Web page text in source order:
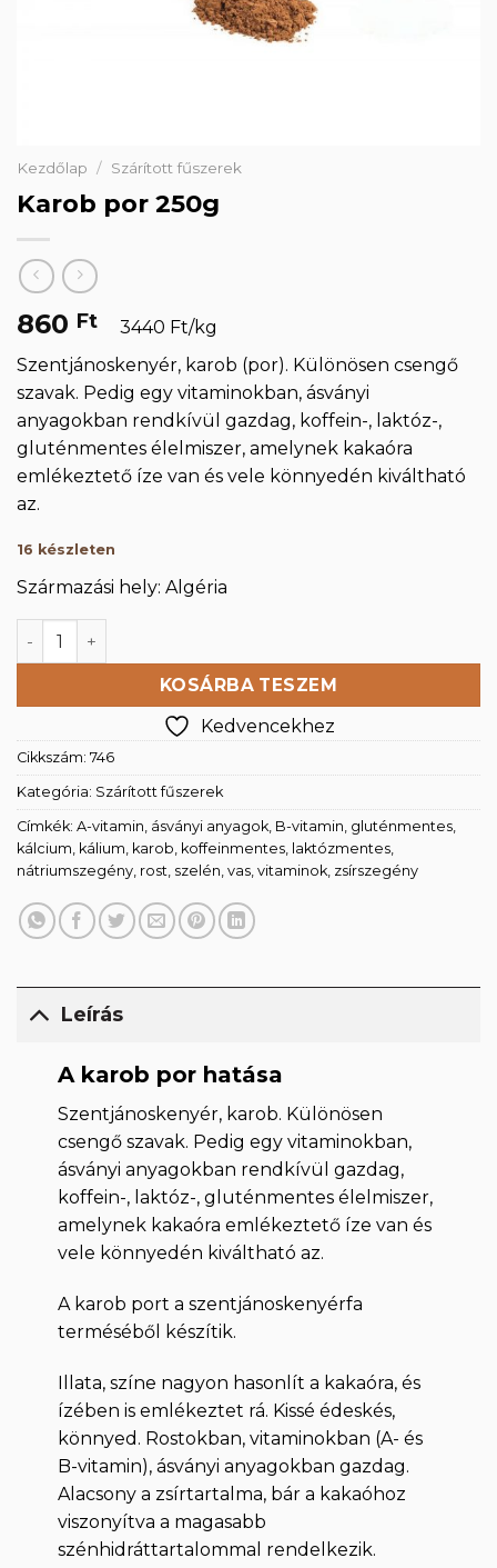
Kezdőlap / Szárított fűszerek
Karob por 250g
860 Ft
3440 Ft/kg
Szentjánoskenyér, karob (por). Különösen csengő
szavak. Pedig egy vitaminokban, ásványi
anyagokban rendkívül gazdag, koffein-, laktóz-,
gluténmentes élelmiszer, amelynek kakaóra
emlékeztető íze van és vele könnyedén kiváltható
az.
16 készleten
Származási hely: Algéria
Karob por 250g mennyiség
KOSÁRBA TESZEM
Kedvencekhez
Cikkszám: 746
Kategória: Szárított fűszerek
Címkék: A-vitamin ásványi anyagok B-vitamin gluténmentes
kálcium kálium karob koffeinmentes laktózmentes
nátriumszegény rost szelén vas vitaminok zsírszegény
Leírás
A karob por hatása
Szentjánoskenyér, karob. Különösen
csengő szavak. Pedig egy vitaminokban,
ásványi anyagokban rendkívül gazdag,
koffein-, laktóz-, gluténmentes élelmiszer,
amelynek kakaóra emlékeztető íze van és
vele könnyedén kiváltható az.
A karob port a szentjánoskenyérfa
terméséből készítik.
Illata, színe nagyon hasonlít a kakaóra, és
ízében is emlékeztet rá. Kissé édeskés,
könnyed. Rostokban, vitaminokban (A- és
B-vitamin), ásványi anyagokban gazdag.
Alacsony a zsírtartalma, bár a kakaóhoz
viszonyítva a magasabb
szénhidráttartalommal rendelkezik.